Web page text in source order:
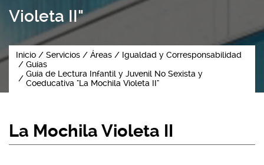
Violeta II"
Inicio Servicios Áreas
Igualdad y Corresponsabilidad
Guías
Guía de Lectura Infantil y Juvenil No Sexista y
Coeducativa "La Mochila Violeta II"
La Mochila Violeta II